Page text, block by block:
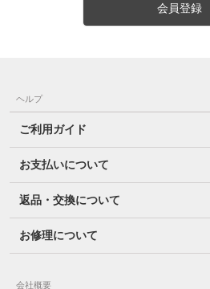
会員登録
ヘルプ
ご利用ガイド
お支払いについて
返品・交換について
お修理について
会社概要